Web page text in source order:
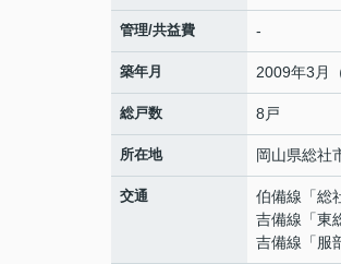
管理/共益費 -
築年月 2009年3月
総戸数 8戸
所在地 岡山県総社
交通 伯備線 「総
吉備線 「東
吉備線 「服